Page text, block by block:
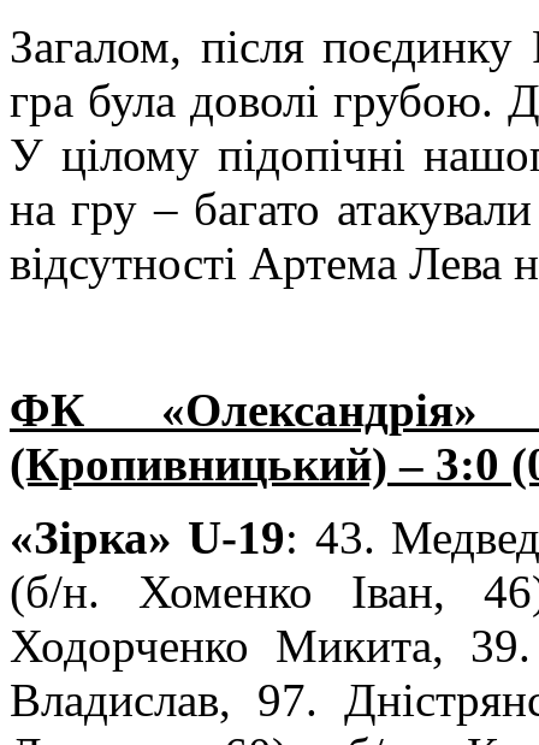
Загалом, після
гра була доволі грубою.
У цілому підопічні
на гру – багато
відсутності Артема Лева
ФК
(Кропивницький) – 3:0
«Зірка» U-19: 43.
(б/н. Хоменко Іван,
Ходорченко Микита,
Владислав, 97.